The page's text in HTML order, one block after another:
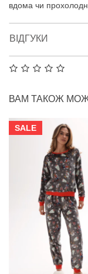
вдома чи
ВІДГУКИ
ВАМ ТАКОЖ
SALE